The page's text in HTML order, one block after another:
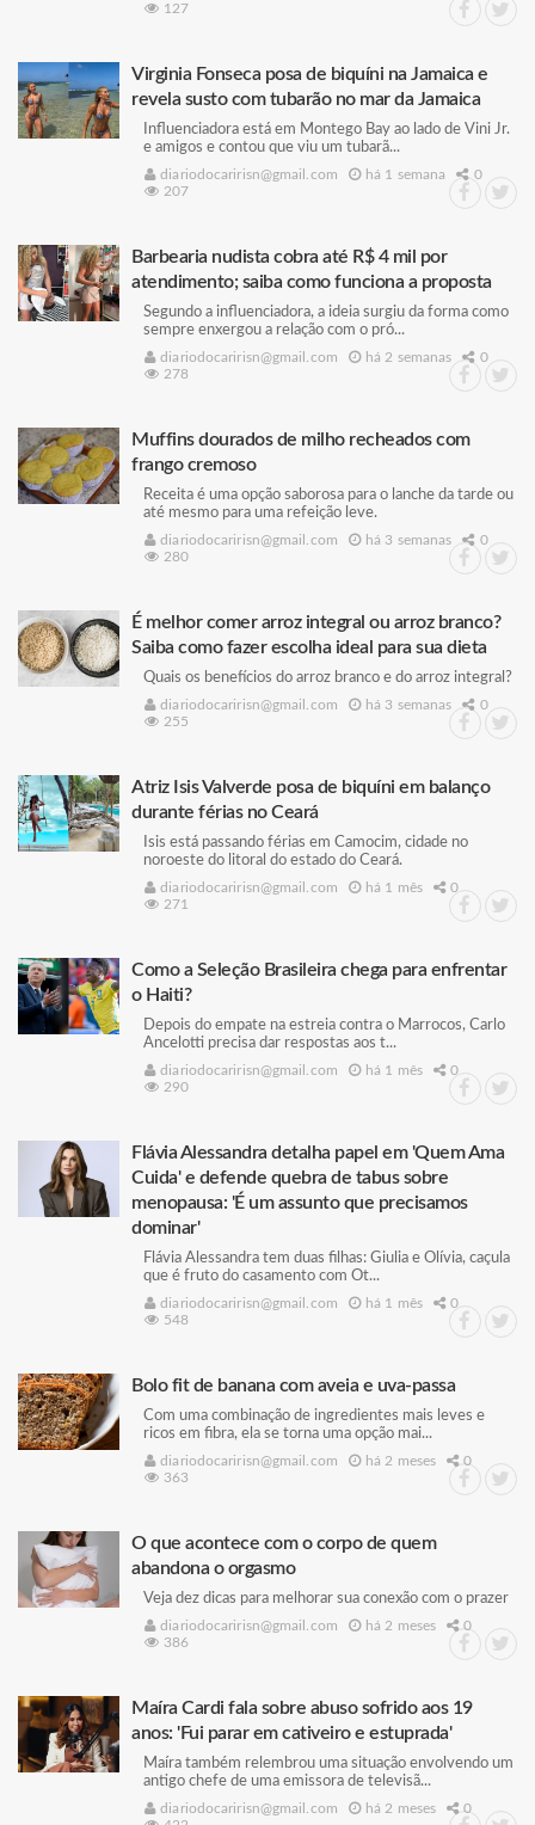
127
Virginia Fonseca posa de biquíni na Jamaica e
revela susto com tubarão no mar da Jamaica
Influenciadora está em Montego Bay ao lado de Vini Jr.
e amigos e contou que viu um tubarã...
diariodocaririsn@gmail.com há 1 semana
0
207
Barbearia nudista cobra até R$ 4 mil por
atendimento; saiba como funciona a proposta
Segundo a influenciadora, a ideia surgiu da forma como
sempre enxergou a relação com o pró...
diariodocaririsn@gmail.com há 2 semanas
0
278
Muffins dourados de milho recheados com
frango cremoso
Receita é uma opção saborosa para o lanche da tarde ou
até mesmo para uma refeição leve.
diariodocaririsn@gmail.com há 3 semanas
0
280
É melhor comer arroz integral ou arroz branco?
Saiba como fazer escolha ideal para sua dieta
Quais os benefícios do arroz branco e do arroz integral?
diariodocaririsn@gmail.com há 3 semanas
0
255
Atriz Isis Valverde posa de biquíni em balanço
durante férias no Ceará
Isis está passando férias em Camocim, cidade no
noroeste do litoral do estado do Ceará.
diariodocaririsn@gmail.com há 1 mês
0
271
Como a Seleção Brasileira chega para enfrentar
o Haiti?
Depois do empate na estreia contra o Marrocos, Carlo
Ancelotti precisa dar respostas aos t...
diariodocaririsn@gmail.com há 1 mês
0
290
Flávia Alessandra detalha papel em 'Quem Ama
Cuida' e defende quebra de tabus sobre
menopausa: 'É um assunto que precisamos
dominar'
Flávia Alessandra tem duas filhas: Giulia e Olívia, caçula
que é fruto do casamento com Ot...
diariodocaririsn@gmail.com há 1 mês
0
548
Bolo fit de banana com aveia e uva-passa
Com uma combinação de ingredientes mais leves e
ricos em fibra, ela se torna uma opção mai...
diariodocaririsn@gmail.com há 2 meses
0
363
O que acontece com o corpo de quem
abandona o orgasmo
Veja dez dicas para melhorar sua conexão com o prazer
diariodocaririsn@gmail.com há 2 meses
0
386
Maíra Cardi fala sobre abuso sofrido aos 19
anos: 'Fui parar em cativeiro e estuprada'
Maíra também relembrou uma situação envolvendo um
antigo chefe de uma emissora de televisã...
diariodocaririsn@gmail.com há 2 meses
0